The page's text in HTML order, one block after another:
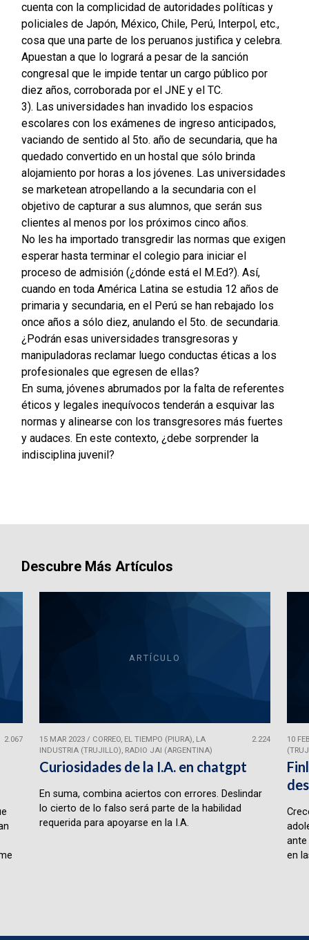
cuenta con la complicidad de autoridades políticas y
policiales de Japón, México, Chile, Perú, Interpol, etc.,
cosa que una parte de los peruanos justifica y celebra.
Apuestan a que lo logrará a pesar de la sanción
congresal que le impide tentar un cargo público por
diez años, corroborada por el JNE y el TC.
3). Las universidades han invadido los espacios
escolares con los exámenes de ingreso anticipados,
vaciando de sentido al 5to. año de secundaria, que ha
quedado convertido en un hostal que sólo brinda
alojamiento por horas a los jóvenes. Las universidades
se marketean atropellando a la secundaria con el
objetivo de capturar a sus alumnos, que serán sus
clientes al menos por los próximos cinco años.
No les ha importado transgredir las normas que exigen
esperar hasta terminar el colegio para iniciar el
proceso de admisión (¿dónde está el M.Ed?). Así,
cuando en toda América Latina se estudia 12 años de
primaria y secundaria, en el Perú se han rebajado los
once años a sólo diez, anulando el 5to. de secundaria.
¿Podrán esas universidades transgresoras y
manipuladoras reclamar luego conductas éticas a los
profesionales que egresen de ellas?
En suma, jóvenes abrumados por la falta de referentes
éticos y legales inequívocos tenderán a esquivar las
normas y alinearse con los transgresores más fuertes
y audaces. En este contexto, ¿debe sorprender la
indisciplina juvenil?
Descubre Más Artículos
2.067
ARTÍCULO
15 MAR 2023/ CORREO, EL TIEMPO (PIURA), LA
INDUSTRIA (TRUJILLO), RADIO JAI (ARGENTINA)
2.224
Curiosidades de la I.A. en chatgpt
En suma, combina aciertos con errores. Deslindar
lo cierto de lo falso será parte de la habilidad
requerida para apoyarse en la I.A.
10
en